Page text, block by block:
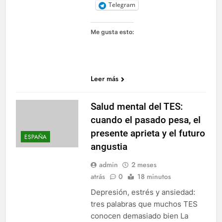
Telegram
Me gusta esto:
Leer más
ESPAÑA
Salud mental del TES:
cuando el pasado pesa, el
presente aprieta y el futuro
angustia
admin
2 meses
atrás
0 18 minutos
Depresión, estrés y ansiedad:
tres palabras que muchos TES
conocen demasiado bien La